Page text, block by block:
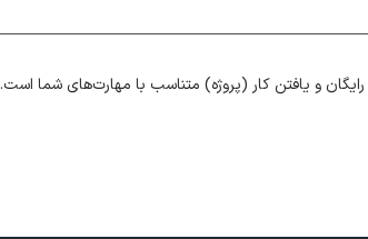
و یافتن کار (پروژه) متناسب با مهارت‌های شما است.